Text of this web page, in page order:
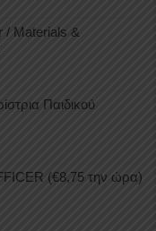
/ Materials &
Παιδικού
(€8,75 την ώρα)